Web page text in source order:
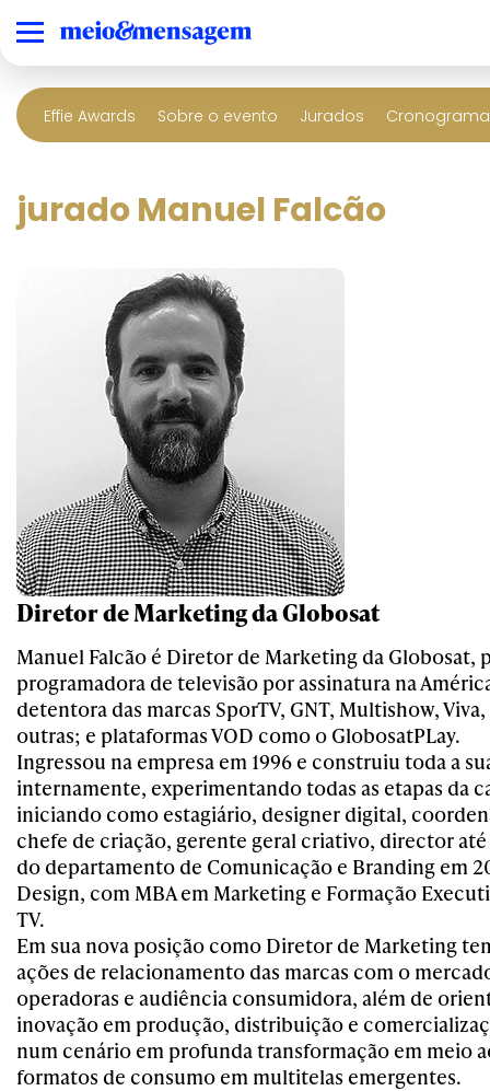
Effie Awards Sobre o evento Jurados
jurado Manuel Falcão
Diretor de Marketing da Globosat
Manuel Falcão é Diretor de Marketing da Globosat,
programadora de televisão por assinatura na
detentora das marcas SporTV, GNT, Multishow,
outras; e plataformas VOD como o GlobosatPLay.
Ingressou na empresa em 1996 e construiu toda a
internamente, experimentando todas as etapas da
iniciando como estagiário, designer digital,
chefe de criação, gerente geral criativo, director
do departamento de Comunicação e Branding em
Design, com MBA em Marketing e Formação
TV.
Em sua nova posição como Diretor de Marketing
ações de relacionamento das marcas com o
operadoras e audiência consumidora, além de
inovação em produção, distribuição e
num cenário em profunda transformação em meio
formatos de consumo em multitelas emergentes.